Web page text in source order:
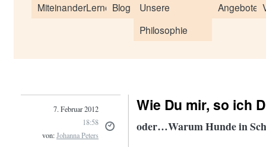
MiteinanderLernenBlog
Unsere
Philosophie
Angebote
7. Februar 2012
18:58
von:Johanna Peters
Wie Du mir, so ich
oder…Warum Hunde in